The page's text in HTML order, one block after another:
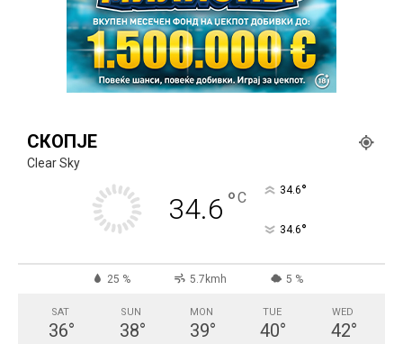
СКОПЈЕ
Clear Sky
34.6 °C 34.6°
34.6°
25 % 5.7kmh 5 %
SAT
36°
SUN
38°
MON
39°
TUE
40°
WED
42°